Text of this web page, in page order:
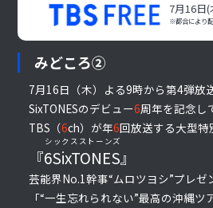
7月16日
※都合により
みどころ②
7月16日（木）よる9時から第4弾放
SixTONESのデビュー6周年を記念し
TBS（6ch）が年6回放送する大型特
『6SixTONES
シックスストーンズ
』
芸能界No.1幹事“ムロツヨシ”プレゼ
「“一生忘れられない”最高の沖縄ツ